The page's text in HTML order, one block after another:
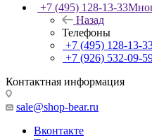
+7 (495) 128-13-33
Назад
Телефоны
+7 (495) 128-13-
+7 (926) 532-09-
Контактная информация
sale@shop-bear.ru
Вконтакте